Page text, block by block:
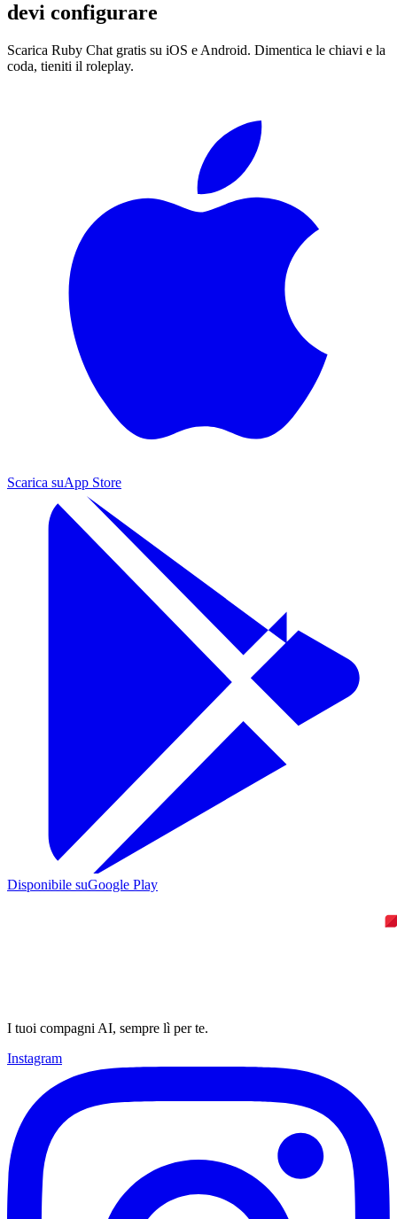
devi configurare
Scarica Ruby Chat gratis su iOS e Android. Dimentica le chiavi e la
coda, tieniti il roleplay.
Scarica suApp Store
Disponibile suGoogle Play
I tuoi compagni AI, sempre lì per te.
Instagram